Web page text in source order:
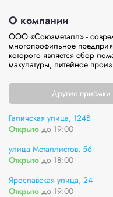
О компании
ООО «Союзметалл» -
многопрофильное
которого является сбор
макулатуры, литейное
Другие приёмки
Галичская улица, 124В
Открыто до 19:00
улица Металлистов, 56
Открыто до 18:00
Ярославская улица, 24
Открыто до 19:00